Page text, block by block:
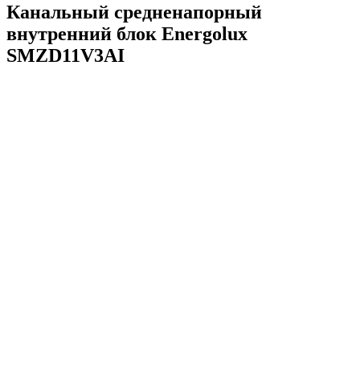
Канальный средненапорный
внутренний блок Energolux
SMZD11V3AI